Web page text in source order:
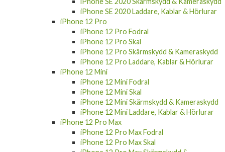
iPhone SE 2020 Laddare, Kablar & Hörlurar
iPhone 12 Pro
iPhone 12 Pro Fodral
iPhone 12 Pro Skal
iPhone 12 Pro Skärmskydd & Kameraskydd
iPhone 12 Pro Laddare, Kablar & Hörlurar
iPhone 12 Mini
iPhone 12 Mini Fodral
iPhone 12 Mini Skal
iPhone 12 Mini Skärmskydd & Kameraskydd
iPhone 12 Mini Laddare, Kablar & Hörlurar
iPhone 12 Pro Max
iPhone 12 Pro Max Fodral
iPhone 12 Pro Max Skal